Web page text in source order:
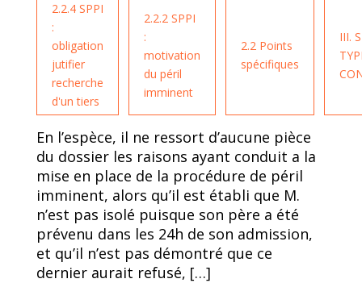
2.2.4 SPPI
:
obligation
jutifier
recherche
d'un tiers
2.2.2 SPPI
:
motivation
du péril
imminent
2.2 Points
spécifiques
III.
En l’espèce, il ne ressort d’aucune pièce
du dossier les raisons ayant conduit a la
mise en place de la procédure de péril
imminent, alors qu’il est établi que M.
n’est pas isolé puisque son père a été
prévenu dans les 24h de son admission,
et qu’il n’est pas démontré que ce
dernier aurait refusé, […]